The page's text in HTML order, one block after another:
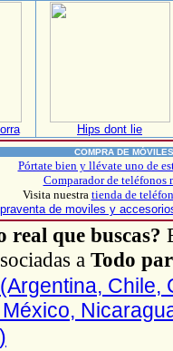
Hips dont lie
COMPRA DE MÓVILES
Pórtate bien y llévate uno de
Comparador de teléfonos
Visita nuestra tienda de
de moviles y
real que buscas?
a Todo
Chile,